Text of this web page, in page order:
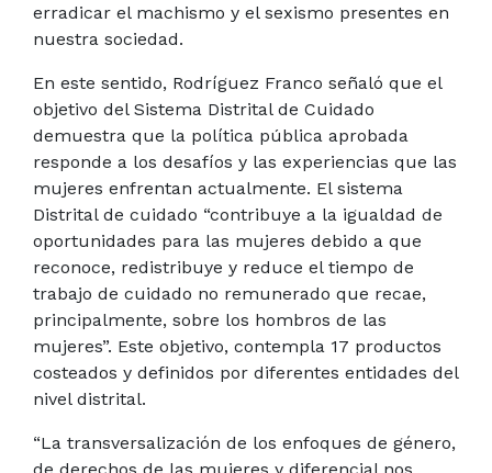
erradicar el machismo y el sexismo presentes en
nuestra sociedad.
En este sentido, Rodríguez Franco señaló que el
objetivo del Sistema Distrital de Cuidado
demuestra que la política pública aprobada
responde a los desafíos y las experiencias que las
mujeres enfrentan actualmente. El sistema
Distrital de cuidado “contribuye a la igualdad de
oportunidades para las mujeres debido a que
reconoce, redistribuye y reduce el tiempo de
trabajo de cuidado no remunerado que recae,
principalmente, sobre los hombros de las
mujeres”. Este objetivo, contempla 17 productos
costeados y definidos por diferentes entidades del
nivel distrital.
“La transversalización de los enfoques de género,